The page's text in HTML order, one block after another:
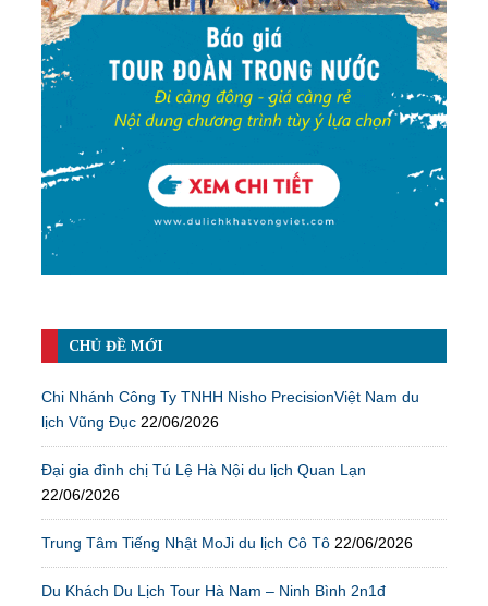
CHỦ ĐỀ MỚI
Chi Nhánh Công Ty TNHH Nisho PrecisionViệt Nam du
lịch Vũng Đục 22/06/2026
Đại gia đình chị Tú Lệ Hà Nội du lịch Quan Lạn
22/06/2026
Trung Tâm Tiếng Nhật MoJi du lịch Cô Tô 22/06/2026
Du Khách Du Lịch Tour Hà Nam – Ninh Bình 2n1đ